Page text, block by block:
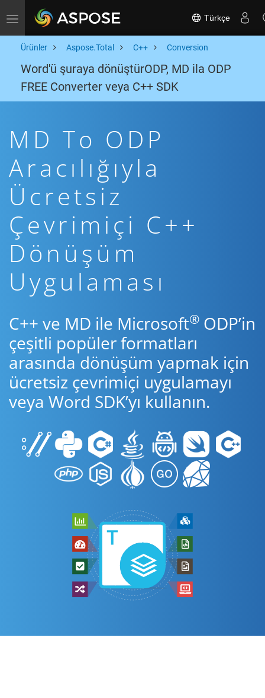
Toggle navigation Türkçe
Ürünler Aspose.Total C++ Conversion
Word'ü şuraya dönüştürODP, MD ila ODP
FREE Converter veya C++ SDK
MD To ODP
Aracılığıyla
Ücretsiz
Çevrimiçi C++
Dönüşüm
Uygulaması
C++ ve MD ile Microsoft® ODP’in
çeşitli popüler formatları
arasında dönüşüm yapmak için
ücretsiz çevrimiçi uygulamayı
veya Word SDK’yı kullanın.